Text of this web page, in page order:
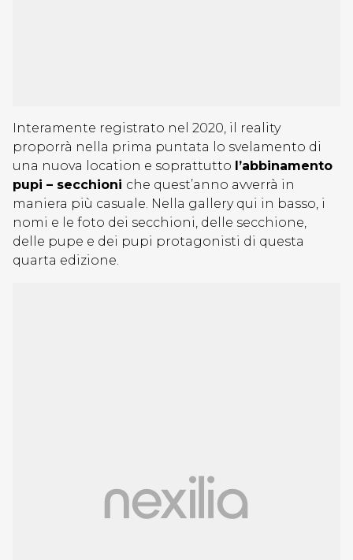
Interamente registrato nel 2020, il reality
proporrà nella prima puntata lo svelamento di
una nuova location e soprattutto l’abbinamento
pupi – secchioni che quest’anno avverrà in
maniera più casuale. Nella gallery qui in basso, i
nomi e le foto dei secchioni, delle secchione,
delle pupe e dei pupi protagonisti di questa
quarta edizione.